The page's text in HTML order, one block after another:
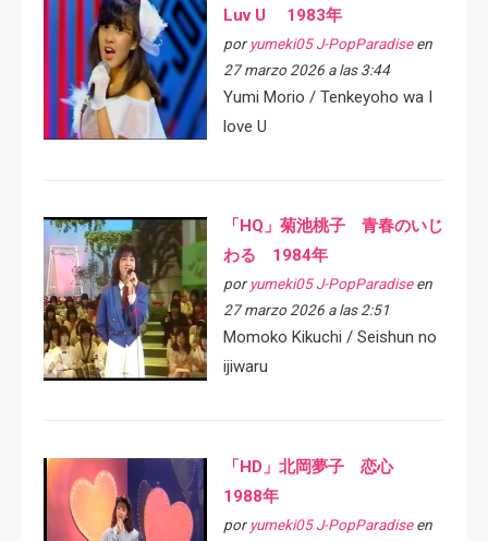
Luv U 1983年
por yumeki05 J-PopParadiseen
27 marzo 2026 a las 3:44
Yumi Morio / Tenkeyoho wa I
love U
「HQ」菊池桃子 青春のいじ
わる 1984年
por yumeki05 J-PopParadiseen
27 marzo 2026 a las 2:51
Momoko Kikuchi / Seishun no
ijiwaru
「HD」北岡夢子 恋心
1988年
por yumeki05 J-PopParadiseen